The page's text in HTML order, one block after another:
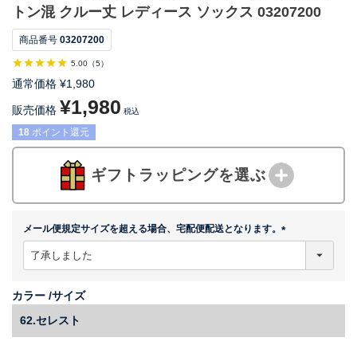
トン混 クルー丈 レディース ソックス 03207200
商品番号 03207200
5.00 （5）
通常価格 ¥1,980
販売価格 ¥1,980 税込
18 ポイント還元
ギフトラッピングを選ぶ
メール便規定サイズを超える場合、宅配便配送となります。
カラー サイズ
62.セレスト